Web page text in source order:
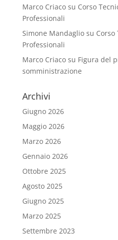
Marco Criacosu Corso
Professionali
Simone Mandagliosu Corso
Professionali
Marco Criacosu Figura del
somministrazione
Archivi
Giugno 2026
Maggio 2026
Marzo 2026
Gennaio 2026
Ottobre 2025
Agosto 2025
Giugno 2025
Marzo 2025
Settembre 2023